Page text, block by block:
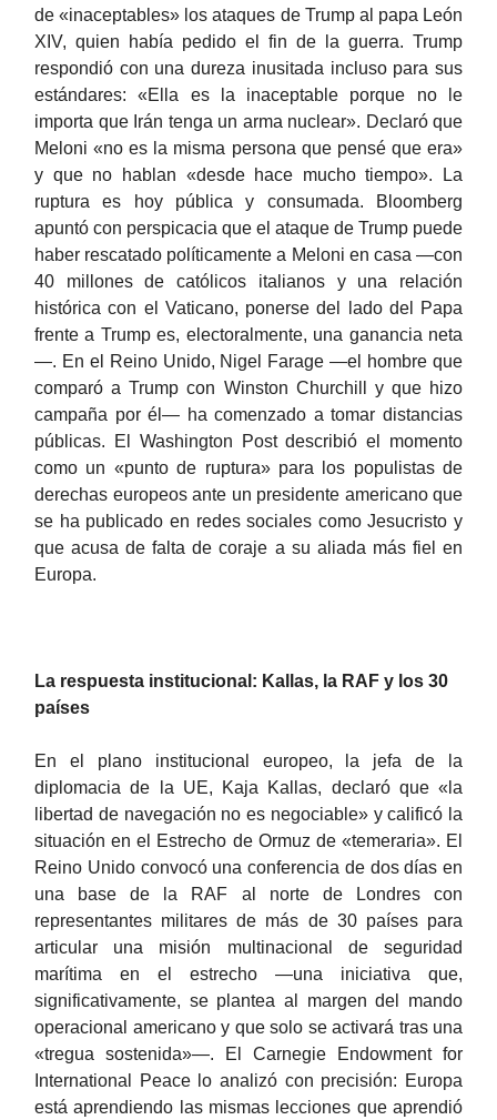
de «inaceptables» los ataques de Trump al papa León
XIV, quien había pedido el fin de la guerra. Trump
respondió con una dureza inusitada incluso para sus
estándares: «Ella es la inaceptable porque no le
importa que Irán tenga un arma nuclear». Declaró que
Meloni «no es la misma persona que pensé que era»
y que no hablan «desde hace mucho tiempo». La
ruptura es hoy pública y consumada. Bloomberg
apuntó con perspicacia que el ataque de Trump puede
haber rescatado políticamente a Meloni en casa —con
40 millones de católicos italianos y una relación
histórica con el Vaticano, ponerse del lado del Papa
frente a Trump es, electoralmente, una ganancia neta
—. En el Reino Unido, Nigel Farage —el hombre que
comparó a Trump con Winston Churchill y que hizo
campaña por él— ha comenzado a tomar distancias
públicas. El Washington Post describió el momento
como un «punto de ruptura» para los populistas de
derechas europeos ante un presidente americano que
se ha publicado en redes sociales como Jesucristo y
que acusa de falta de coraje a su aliada más fiel en
Europa.
La respuesta institucional: Kallas, la RAF y los 30
países
En el plano institucional europeo, la jefa de la
diplomacia de la UE, Kaja Kallas, declaró que «la
libertad de navegación no es negociable» y calificó la
situación en el Estrecho de Ormuz de «temeraria». El
Reino Unido convocó una conferencia de dos días en
una base de la RAF al norte de Londres con
representantes militares de más de 30 países para
articular una misión multinacional de seguridad
marítima en el estrecho —una iniciativa que,
significativamente, se plantea al margen del mando
operacional americano y que solo se activará tras una
«tregua sostenida»—. El Carnegie Endowment for
International Peace lo analizó con precisión: Europa
está aprendiendo las mismas lecciones que aprendió